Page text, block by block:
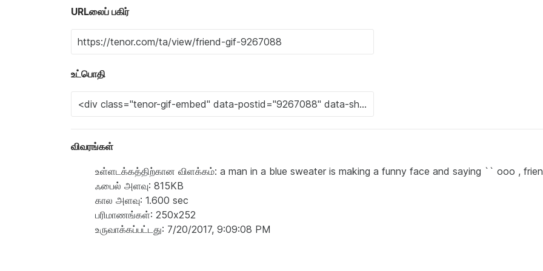
URLலைப் பகிர்
உட்பொதி
விவரங்கள்
உள்ளடக்கத்திற்கான விளக்கம்: a man in a blue sweater is making a funny face and saying `` ooo ,
ஃபைல் அளவு: 815KB
கால அளவு: 1.600 sec
பரிமாணங்கள்: 250x252
உருவாக்கப்பட்டது: 7/20/2017, 9:09:08 PM